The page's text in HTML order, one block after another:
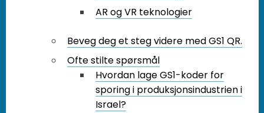
AR og VR teknologier
Beveg deg et steg videre med GS1 QR.
Ofte stilte spørsmål
Hvordan lage GS1-koder for
sporing i produksjonsindustrien i
Israel?